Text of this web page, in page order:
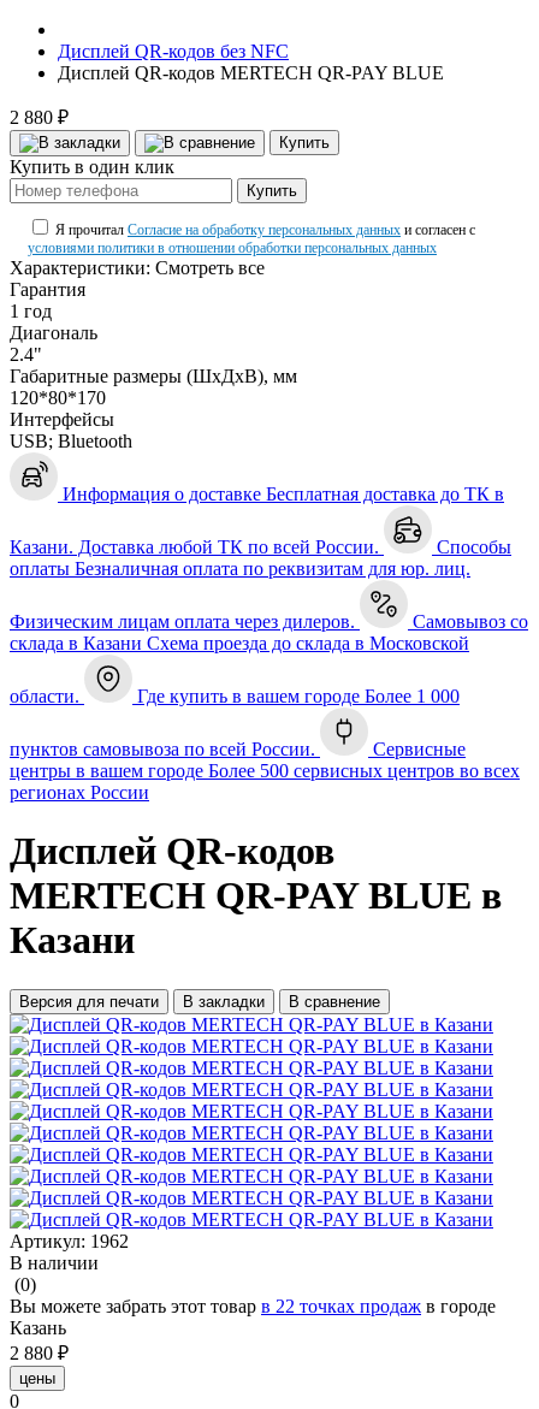
Дисплей QR-кодов без NFC
Дисплей QR-кодов MERTECH QR-PAY BLUE
2 880 ₽
Купить
Купить в один клик
Купить
Я прочитал Согласие на обработку персональных данных и согласен с
условиями политики в отношении обработки персональных данных
Характеристики: Смотреть все
Гарантия
1 год
Диагональ
2.4"
Габаритные размеры (ШхДхВ), мм
120*80*170
Интерфейсы
USB; Bluetooth
Информация о доставке Бесплатная доставка до ТК в
Казани. Доставка любой ТК по всей России.
Способы
оплаты Безналичная оплата по реквизитам для юр. лиц.
Физическим лицам оплата через дилеров.
Самовывоз со
склада в Казани Схема проезда до склада в Московской
области. Где купить в вашем городе Более 1 000
пунктов самовывоза по всей России.
Сервисные
центры в вашем городе Более 500 сервисных центров во всех
регионах России
Дисплей QR-кодов
MERTECH QR-PAY BLUE в
Казани
Версия для печати В закладки В сравнение
Артикул: 1962
В наличии
(0)
Вы можете забрать этот товар в 22 точках продаж в городе
Казань
2 880 ₽
цены
0